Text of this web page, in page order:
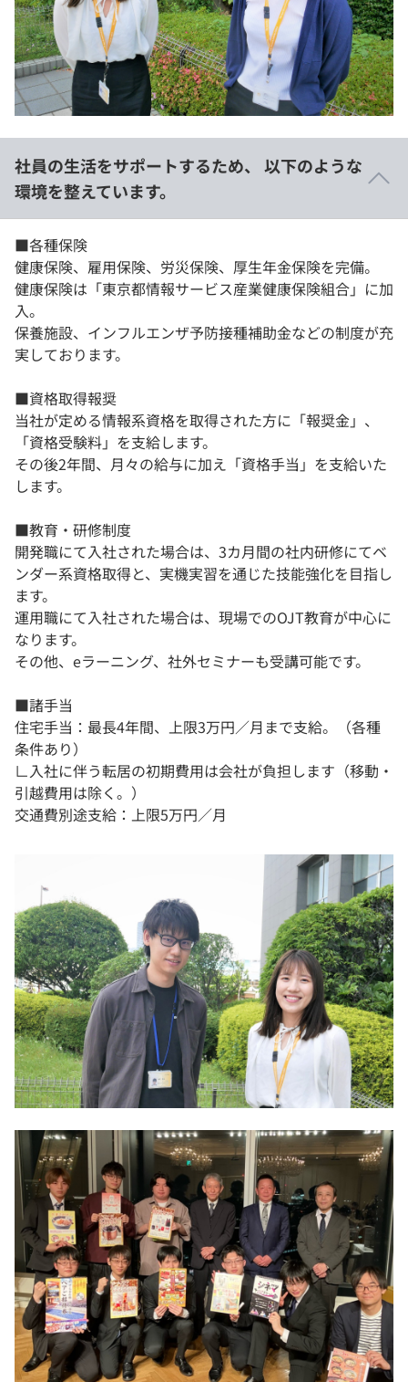
社員の生活をサポートするため、 以下のような
環境を整えています。
■各種保険
健康保険、雇用保険、労災保険、厚生年金保険を完備。
健康保険は「東京都情報サービス産業健康保険組合」に加
入。
保養施設、インフルエンザ予防接種補助金などの制度が充
実しております。
■資格取得報奨
当社が定める情報系資格を取得された方に「報奨金」、
「資格受験料」を支給します。
その後2年間、月々の給与に加え「資格手当」を支給いた
します。
■教育・研修制度
開発職にて入社された場合は、3カ月間の社内研修にてベ
ンダー系資格取得と、実機実習を通じた技能強化を目指し
ます。
運用職にて入社された場合は、現場でのOJT教育が中心に
なります。
その他、eラーニング、社外セミナーも受講可能です。
■諸手当
住宅手当：最長4年間、上限3万円／月まで支給。（各種
条件あり）
∟入社に伴う転居の初期費用は会社が負担します（移動・
引越費用は除く。）
交通費別途支給：上限5万円／月